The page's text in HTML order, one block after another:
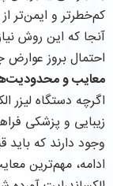
کم‌خطرتر و ایمن‌تر
آنجا که این روش
احتمال بروز
معايب و
اگرچه دستگاه لیزر
زیبایی و پزشکی
وجود دارند که
ادامه، مهم‌ترین